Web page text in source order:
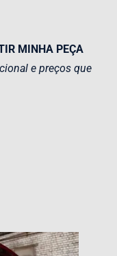
MINHA PEÇA
e preços que